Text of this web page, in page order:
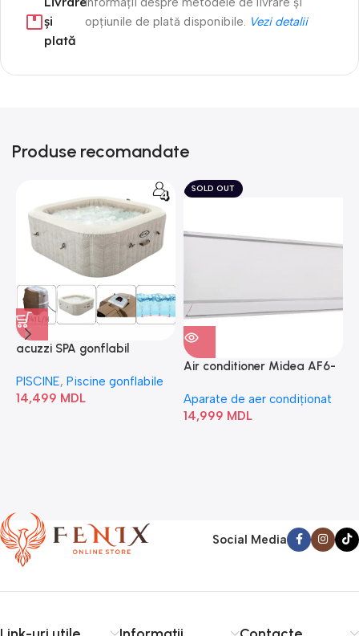
și
plată
opțiunile de plată disponibile. Vezi detalii
Produse recomandate
acuzzi SPA gonflabil
Bubble” 28446
PISCINE, Piscine gonflabile
14,499 MDL
SOLD OUT
Air conditioner Midea AF6-
Aparate de aer condiționat
14,999 MDL
Social Media